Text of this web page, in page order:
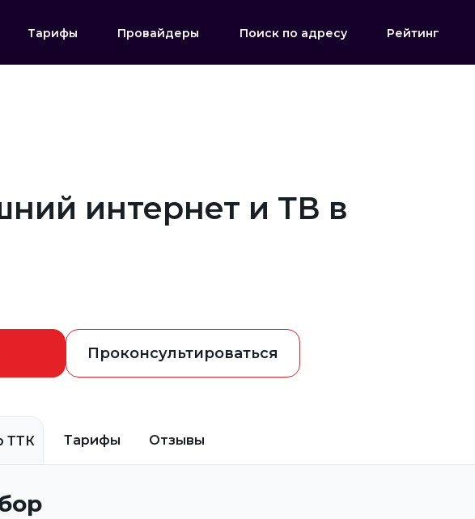
Тарифы Провайдеры Поиск по адресу Рейтинг
интернет и ТВ в
Проконсультироваться
ТТК Тарифы Отзывы